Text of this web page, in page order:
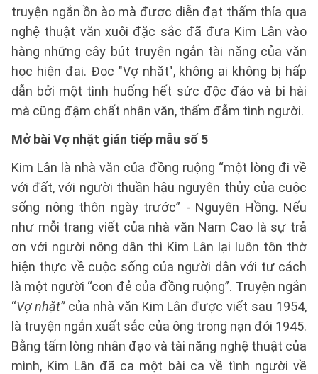
truyện ngắn ồn ào mà được diễn đạt thấm thía qua
nghệ thuật văn xuôi đặc sắc đã đưa Kim Lân vào
hàng những cây bút truyện ngắn tài năng của văn
học hiện đại. Đọc "Vợ nhặt", không ai không bị hấp
dẫn bởi một tình huống hết sức độc đáo và bi hài
mà cũng đậm chất nhân văn, thấm đẫm tình người.
Mở bài Vợ nhặt gián tiếp mẫu số 5
Kim Lân là nhà văn của đồng ruộng “một lòng đi về
với đất, với người thuần hậu nguyên thủy của cuộc
sống nông thôn ngày trước” - Nguyên Hồng. Nếu
như mỗi trang viết của nhà văn Nam Cao là sự trả
ơn với người nông dân thì Kim Lân lại luôn tôn thờ
hiện thực về cuộc sống của người dân với tư cách
là một người “con đẻ của đồng ruộng”. Truyện ngắn
“Vợ nhặt”của nhà văn Kim Lân được viết sau 1954,
là truyện ngắn xuất sắc của ông trong nạn đói 1945.
Bằng tấm lòng nhân đạo và tài năng nghệ thuật của
mình, Kim Lân đã ca một bài ca về tình người về